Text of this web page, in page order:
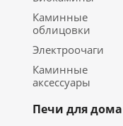
Каминные
облицовки
Электроочаги
Каминные
аксессуары
Печи для дома